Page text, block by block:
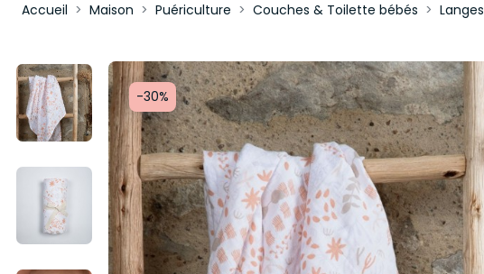
Accueil Maison Puériculture Couches & Toilette bébés Langes
-30%